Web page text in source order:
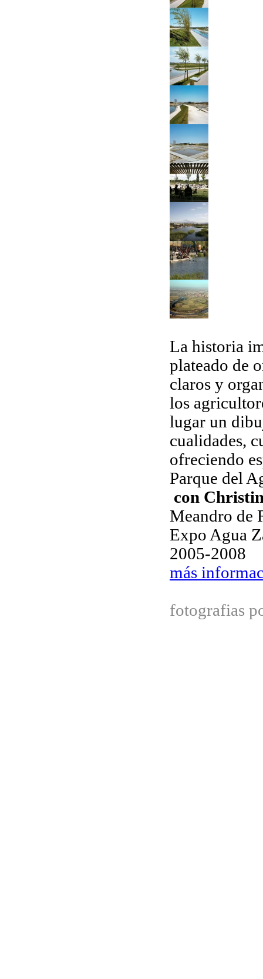
La historia
plateado de
claros y
los
lugar un
cualidades,
ofreciendo
Parque del
con
Meandro de
Expo Agua
2005-2008
más
fotografias